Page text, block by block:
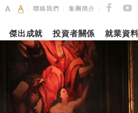
聯絡我們 集團簡介
新聞焦點
2023年10月19日
上海交通大學「呂
傑出成就 投資者關係 就業資
2026年2月26日
銀娛公佈2025年第四季度